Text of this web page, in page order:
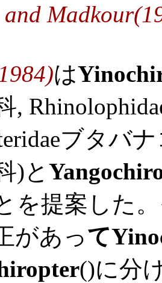
and
は
,
ブタバ
)と
を提案した
があって
()に分